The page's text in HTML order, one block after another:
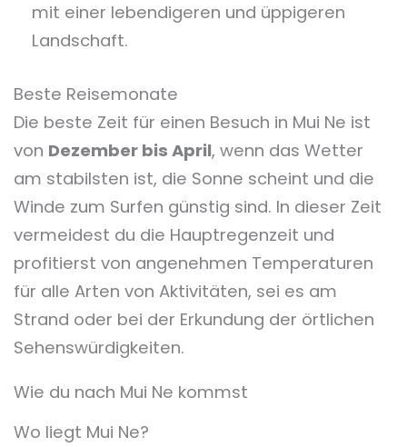
mit einer lebendigeren und üppigeren
Landschaft.
Beste Reisemonate
Die beste Zeit für einen Besuch in Mui Ne ist
von Dezember bis April, wenn das Wetter
am stabilsten ist, die Sonne scheint und die
Winde zum Surfen günstig sind. In dieser Zeit
vermeidest du die Hauptregenzeit und
profitierst von angenehmen Temperaturen
für alle Arten von Aktivitäten, sei es am
Strand oder bei der Erkundung der örtlichen
Sehenswürdigkeiten.
Wie du nach Mui Ne kommst
Wo liegt Mui Ne?